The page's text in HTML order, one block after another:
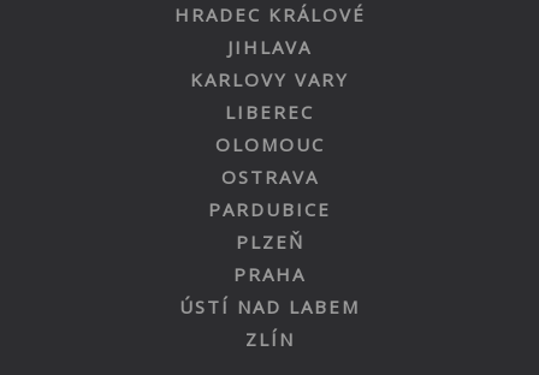
HRADEC KRÁLOVÉ
JIHLAVA
KARLOVY VARY
LIBEREC
OLOMOUC
OSTRAVA
PARDUBICE
PLZEŇ
PRAHA
ÚSTÍ NAD LABEM
ZLÍN